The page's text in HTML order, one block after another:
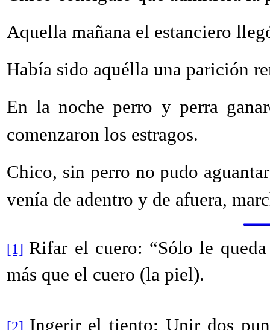
Aquella mañana el estanciero
Había sido aquélla una parición
En la noche perro y perra
comenzaron los estragos.
Chico, sin perro no pudo
venía de adentro y de afuera,
[1] Rifar el cuero: “Sólo le
más que el cuero (la piel).
[2] Ingerir el tiento: Unir dos